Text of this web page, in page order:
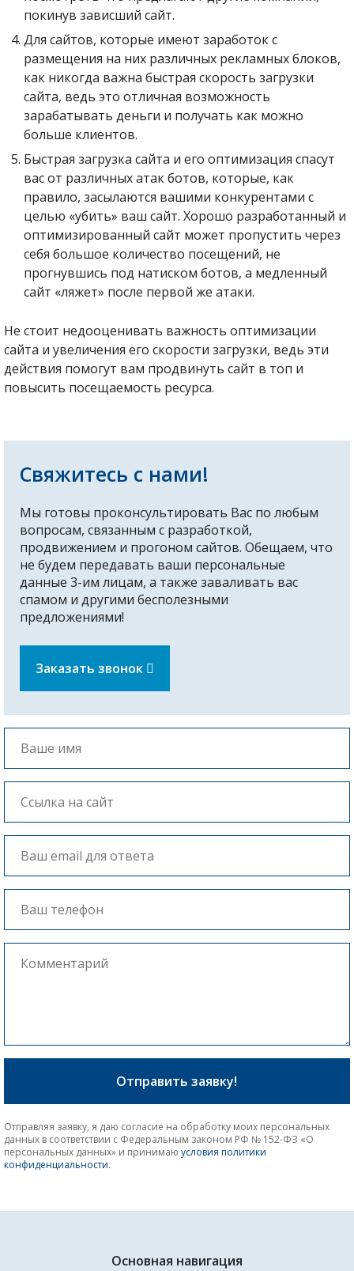
покинув зависший сайт.
Для сайтов, которые имеют заработок с
размещения на них различных рекламных блоков,
как никогда важна быстрая скорость загрузки
сайта, ведь это отличная возможность
зарабатывать деньги и получать как можно
больше клиентов.
Быстрая загрузка сайта и его оптимизация спасут
вас от различных атак ботов, которые, как
правило, засылаются вашими конкурентами с
целью «убить» ваш сайт. Хорошо разработанный и
оптимизированный сайт может пропустить через
себя большое количество посещений, не
прогнувшись под натиском ботов, а медленный
сайт «ляжет» после первой же атаки.
Не стоит недооценивать важность оптимизации
сайта и увеличения его скорости загрузки, ведь эти
действия помогут вам продвинуть сайт в топ и
повысить посещаемость ресурса.
Свяжитесь с нами!
Мы готовы проконсультировать Вас по любым
вопросам, связанным с разработкой,
продвижением и прогоном сайтов. Обещаем, что
не будем передавать ваши персональные
данные 3-им лицам, а также заваливать вас
спамом и другими бесполезными
предложениями!
Заказать звонок
Отправляя заявку, я даю согласие на обработку моих персональных
данных в соответствии с Федеральным законом РФ № 152-ФЗ «О
персональных данных» и принимаю условия политики
конфиденциальности.
Основная навигация